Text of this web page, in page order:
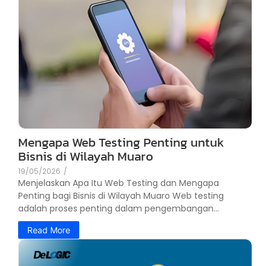
Mengapa Web Testing Penting untuk
Bisnis di Wilayah Muaro
19/05/2026 /
Menjelaskan Apa Itu Web Testing dan Mengapa
Penting bagi Bisnis di Wilayah Muaro Web testing
adalah proses penting dalam pengembangan...
Read More